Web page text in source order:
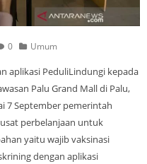
0 Umum
aplikasi PeduliLindungi kepada
Palu Grand Mall di Palu,
7 September pemerintah
perbelanjaan untuk
yaitu wajib vaksinasi
dengan aplikasi